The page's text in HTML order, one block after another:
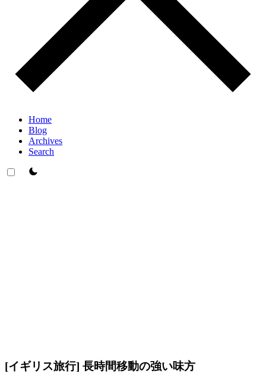
Home
Blog
Archives
Search
theme switcher
[イギリス旅行] 長時間移動の強い味方